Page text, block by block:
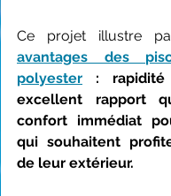
avantages des
polyester : rapidité
excellent rapport
confort immédiat
qui souhaitent
de leur extérieur.